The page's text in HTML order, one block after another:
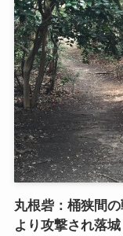
丸根砦：桶狭間
より攻撃され落